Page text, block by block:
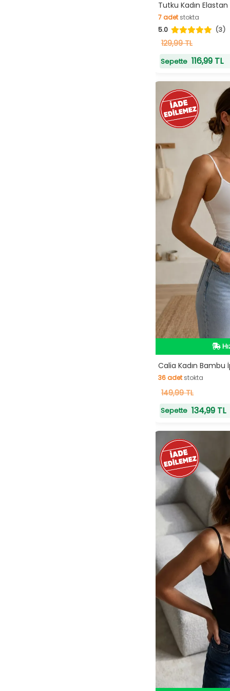
Tutku Kadın
7adetstokta
7adetstokta
5.0 (3)
129,99 TL
Sepette116,99 TL
Calia Kadın Bambu
36adetstokta
36adetstokta
149,99 TL
Sepette134,99 TL